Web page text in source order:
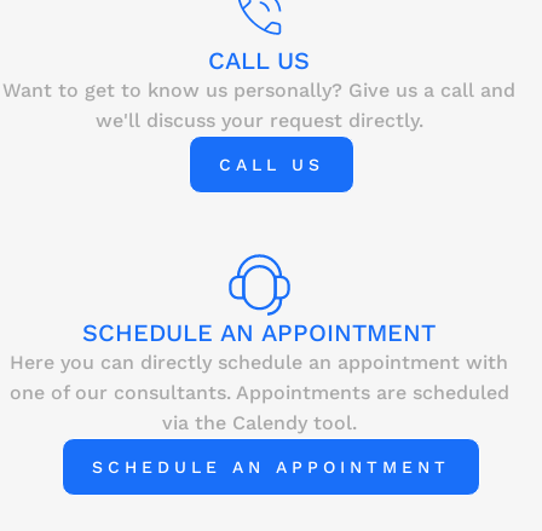
CALL US
Want to get to know us personally? Give us a call and
we'll discuss your request directly.
CALL US
SCHEDULE AN APPOINTMENT
Here you can directly schedule an appointment with
one of our consultants. Appointments are scheduled
via the Calendy tool.
SCHEDULE AN APPOINTMENT